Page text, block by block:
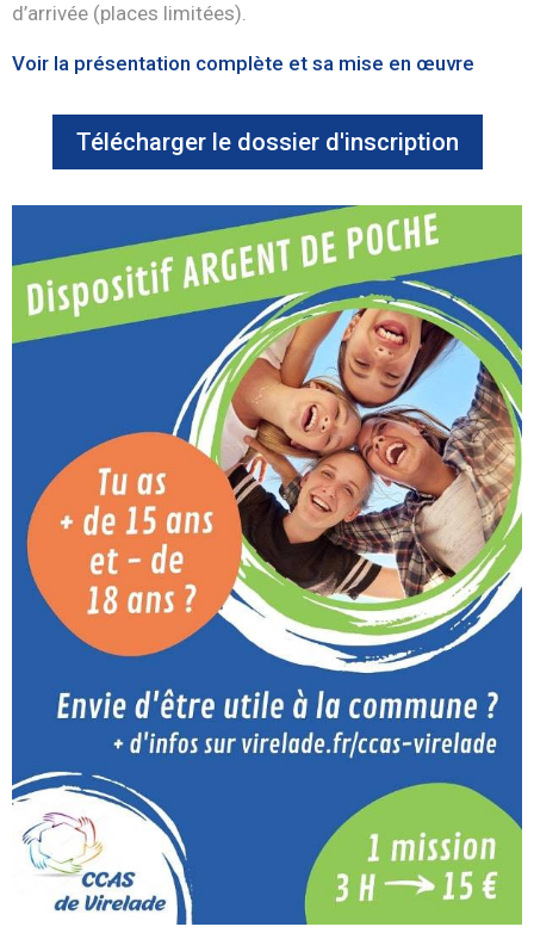
d’arrivée (places limitées).
Voir la présentation complète et sa mise en œuvre
Télécharger le dossier d'inscription